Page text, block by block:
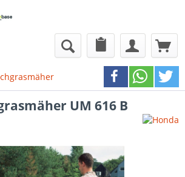
UM 616 B